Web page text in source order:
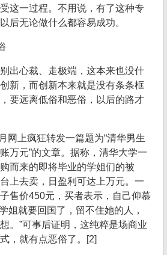
这一过程。不用说，有了这种专
后无论做什么都容易成功。
出心裁、走极端，这本来也没什
新，而创新本来就是没有条条框
要远离低俗和恶俗，以后的路才
网上疯狂转发一篇题为“清华男生
万元”的文章。据称，清华大学一
而来的即将毕业的学姐们的被
上去卖，日盈利可达上万元。一
售价450元，买者表示，自己仰慕
姐就要回国了，留不住她的人，
。”可事后证明，这纯粹是场商业
，就有点恶俗了。[2]